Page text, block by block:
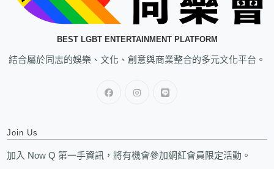
BEST LGBT ENTERTAINMENT PLATFORM
結合屬於同志的娛樂、文化、創意與商業整合的多元文化平台。
Join Us
加入 Now Q 第一手資訊，將有機會參加網紅會員限定活動。